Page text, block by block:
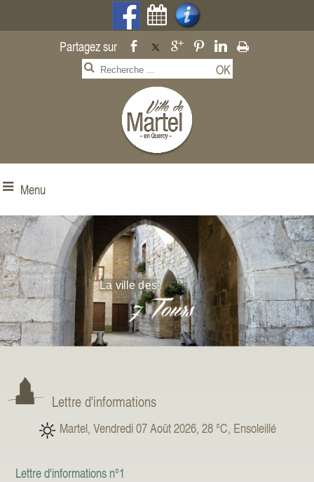
Menu
La ville des
Lettre d'informations
Martel, Vendredi 07 Août 2026, 28 °C, Ensoleillé
Lettre d'informations n°1